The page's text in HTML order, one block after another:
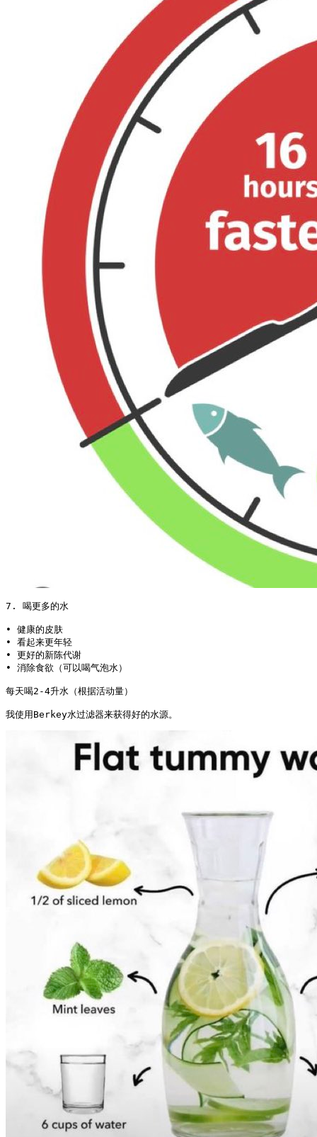
7. 喝更多的水
• 健康的皮肤
• 看起来更年轻
• 更好的新陈代谢
• 消除食欲（可以喝气泡水）
每天喝2-4升水（根据活动量）
我使用Berkey水过滤器来获得好的水源。